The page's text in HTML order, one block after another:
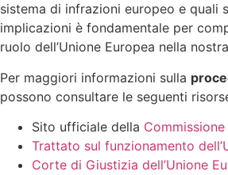
sistema di infrazioni europeo e quali
implicazioni è fondamentale per
ruolo dell’Unione Europea nella
Per maggiori informazioni sulla
possono consultare le seguenti
Sito ufficiale della
Trattato sul funzionamento
Corte di Giustizia dell’Unione